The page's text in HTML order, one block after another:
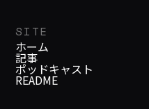
SITE
ホーム
記事
ポッドキャスト
README